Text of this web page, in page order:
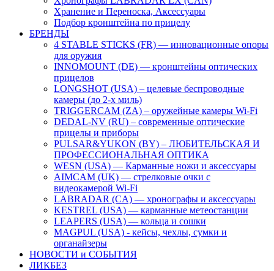
Хранение и Переноска, Аксессуары
Подбор кронштейна по прицелу
БРЕНДЫ
4 STABLE STICKS (FR) — инновационные опоры
для оружия
INNOMOUNT (DE) — кронштейны оптических
прицелов
LONGSHOT (USA) – целевые беспроводные
камеры (до 2-х миль)
TRIGGERCAM (ZA) – оружейные камеры Wi-Fi
DEDAL-NV (RU) – современные оптические
прицелы и приборы
PULSAR&YUKON (BY) – ЛЮБИТЕЛЬСКАЯ И
ПРОФЕССИОНАЛЬНАЯ ОПТИКА
WESN (USA) — Карманные ножи и аксессуары
AIMCAM (UK) — стрелковые очки с
видеокамерой Wi-Fi
LABRADAR (CA) — хронографы и аксессуары
KESTREL (USA) — карманные метеостанции
LEAPERS (USA) — кольца и сошки
MAGPUL (USA) - кейсы, чехлы, сумки и
органайзеры
НОВОСТИ и СОБЫТИЯ
ЛИКБЕЗ